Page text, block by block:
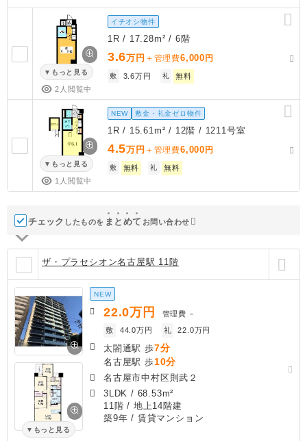
もっと見る
2人閲覧中
イチオシ物件
1R / 17.28m² / 6階
3.6万円 ＋管理費6,000 円
敷 3.6万円 礼 無料
もっと見る
1人閲覧中
NEW 敷金・礼金ゼロ物件
1R / 15.61m² / 12階 / 1211号室
4.5万円 ＋管理費6,000 円
敷 無料 礼 無料
チェック したものを ま と めて お問い合わせ
ザ・プラセシオン名古屋駅 11階
もっと見る
NEW
22.0万円 管理費 －
敷
44.0万円 礼 22.0万円
太閤通駅 歩7分
名古屋駅 歩10分
名古屋市中村区則武２
3LDK / 68.53m²
11階 / 地上14階建
築9年 / 賃貸マンション